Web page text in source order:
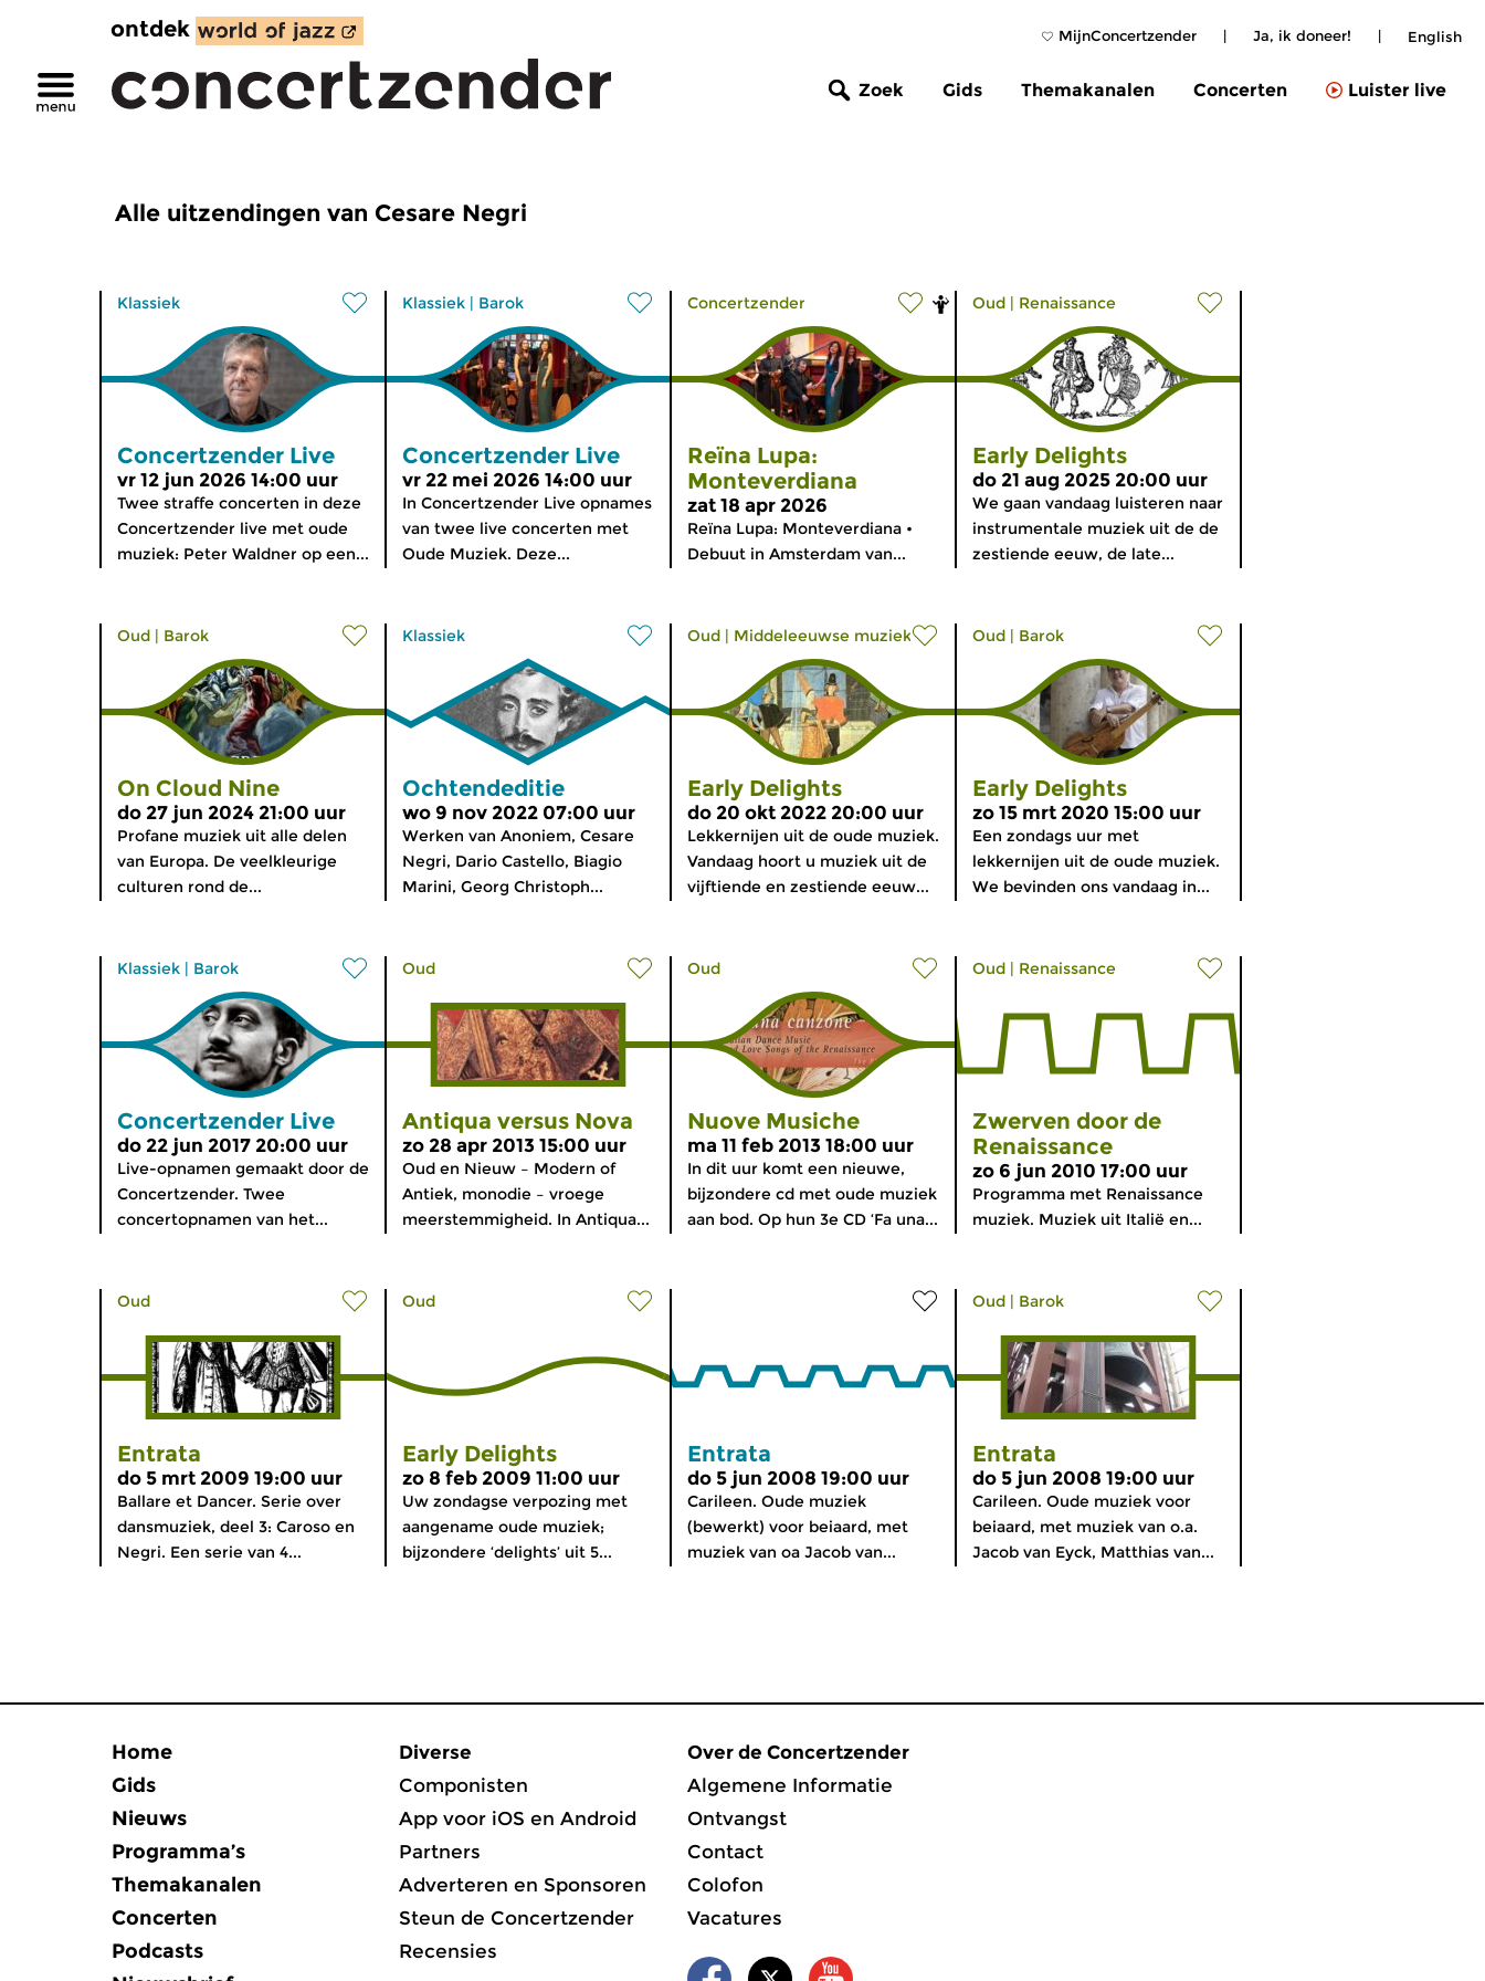
MijnConcertzender | Ja, ik doneer! | English
ontdek
Zoek Gids Themakanalen Concerten Luister live
Alle uitzendingen van Cesare Negri
Klassiek
Concertzender Live
vr 12 jun 2026 14:00 uur
Twee straffe concerten in deze
Concertzender live met oude
muziek: Peter Waldner op een...
Klassiek | Barok
Concertzender Live
vr 22 mei 2026 14:00 uur
In Concertzender Live opnames
van twee live concerten met
Oude Muziek. Deze...
Concertzender
Reïna Lupa:
Monteverdiana
zat 18 apr 2026
Reïna Lupa: Monteverdiana •
Debuut in Amsterdam van...
Oud | Renaissance
Early Delights
do 21 aug 2025 20:00 uur
We gaan vandaag luisteren naar
instrumentale muziek uit de de
zestiende eeuw, de late...
Oud | Barok
On Cloud Nine
do 27 jun 2024 21:00 uur
Profane muziek uit alle delen
van Europa. De veelkleurige
culturen rond de...
Klassiek
Ochtendeditie
wo 9 nov 2022 07:00 uur
Werken van Anoniem, Cesare
Negri, Dario Castello, Biagio
Marini, Georg Christoph...
Oud | Middeleeuwse muziek
Early Delights
do 20 okt 2022 20:00 uur
Lekkernijen uit de oude muziek.
Vandaag hoort u muziek uit de
vijftiende en zestiende eeuw...
Oud | Barok
Early Delights
zo 15 mrt 2020 15:00 uur
Een zondags uur met
lekkernijen uit de oude muziek.
We bevinden ons vandaag in...
Klassiek | Barok
Concertzender Live
do 22 jun 2017 20:00 uur
Live-opnamen gemaakt door de
Concertzender. Twee
concertopnamen van het...
Oud
Antiqua versus Nova
zo 28 apr 2013 15:00 uur
Oud en Nieuw – Modern of
Antiek, monodie – vroege
meerstemmigheid. In Antiqua...
Oud
Nuove Musiche
ma 11 feb 2013 18:00 uur
In dit uur komt een nieuwe,
bijzondere cd met oude muziek
aan bod. Op hun 3e CD ‘Fa una...
Oud | Renaissance
Zwerven door de
Renaissance
zo 6 jun 2010 17:00 uur
Programma met Renaissance
muziek. Muziek uit Italië en...
Oud
Entrata
do 5 mrt 2009 19:00 uur
Ballare et Dancer. Serie over
dansmuziek, deel 3: Caroso en
Negri. Een serie van 4...
Oud
Early Delights
zo 8 feb 2009 11:00 uur
Uw zondagse verpozing met
aangename oude muziek;
bijzondere ‘delights’ uit 5...
Entrata
do 5 jun 2008 19:00 uur
Carileen. Oude muziek
(bewerkt) voor beiaard, met
muziek van oa Jacob van...
Oud | Barok
Entrata
do 5 jun 2008 19:00 uur
Carileen. Oude muziek voor
beiaard, met muziek van o.a.
Jacob van Eyck, Matthias van...
Home
Gids
Nieuws
Programma’s
Themakanalen
Concerten
Podcasts
Diverse
Componisten
App voor iOS en Android
Partners
Adverteren en Sponsoren
Steun de Concertzender
Recensies
Over de Concertzender
Algemene Informatie
Ontvangst
Contact
Colofon
Vacatures